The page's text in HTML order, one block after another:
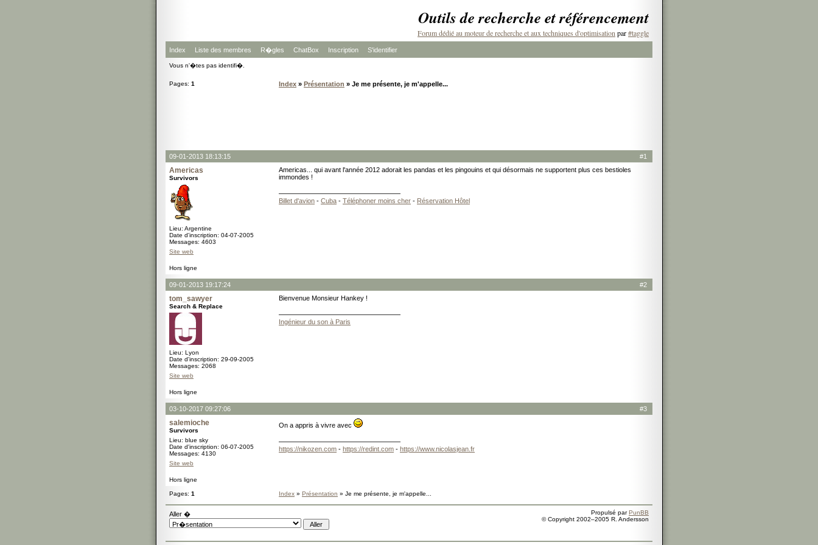
Outils de recherche et référencement
Forum dédié au moteur de recherche et aux techniques d'optimisation par#taggle
Index Liste des membres R�gles ChatBox Inscription S'identifier
Vous n'�tes pas identifi�.
Pages: 1 Index » Présentation » Je me présente, je m'appelle...
#1
09-01-2013 18:13:15
Americas
Survivors
Lieu: Argentine
Date d'inscription: 04-07-2005
Messages: 4603
Site web
Americas... qui avant l'année 2012 adorait les pandas et les pingouins et qui désormais ne supportent plus ces bestioles
immondes !
Billet d'avion - Cuba - Téléphoner moins cher - Réservation Hôtel
Hors ligne
#2
09-01-2013 19:17:24
tom_sawyer
Search & Replace
Lieu: Lyon
Date d'inscription: 29-09-2005
Messages: 2068
Site web
Bienvenue Monsieur Hankey !
Ingénieur du son à Paris
Hors ligne
#3
03-10-2017 09:27:06
salemioche
Survivors
Lieu: blue sky
Date d'inscription: 06-07-2005
Messages: 4130
Site web
On a appris à vivre avec
https://nikozen.com - https://redint.com - https://www.nicolasjean.fr
Hors ligne
Pages: 1 Index » Présentation » Je me présente, je m'appelle...
Aller � Propulsé parPunBB
© Copyright 2002–2005 R. Andersson